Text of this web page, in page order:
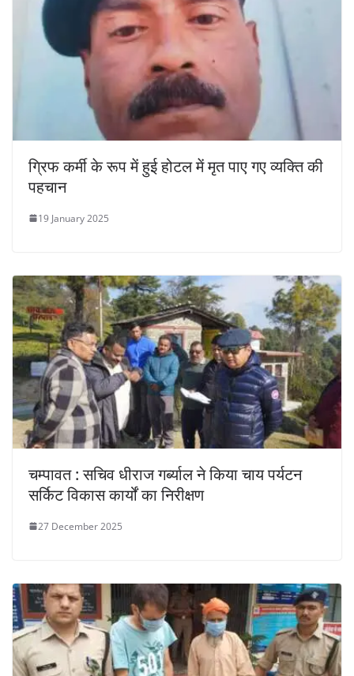
ग्रिफ कर्मी के रूप में हुई होटल में मृत पाए गए व्यक्ति की
पहचान
19 January 2025
चम्पावत : सचिव धीराज गर्ब्याल ने किया चाय पर्यटन
सर्किट विकास कार्यों का निरीक्षण
27 December 2025